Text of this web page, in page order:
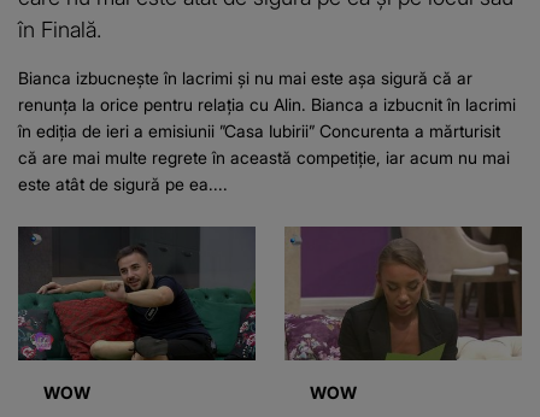
în Finală.
Bianca izbucnește în lacrimi și nu mai este așa sigură că ar
renunța la orice pentru relația cu Alin. Bianca a izbucnit în lacrimi
în ediția de ieri a emisiunii ”Casa Iubirii” Concurenta a mărturisit
că are mai multe regrete în această competiție, iar acum nu mai
este atât de sigură pe ea....
WOW WOW